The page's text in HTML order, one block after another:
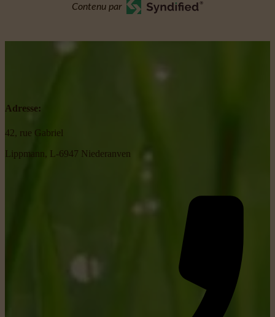
Contenu par
Adresse:
42, rue Gabriel
Lippmann, L-6947 Niederanven